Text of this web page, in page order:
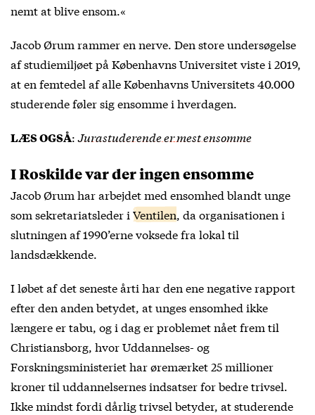
nemt at blive ensom.«
Jacob Ørum rammer en nerve. Den store undersøgelse
af studiemiljøet på Københavns Universitet viste i 2019,
at en femtedel af alle Københavns Universitets 40.000
studerende føler sig ensomme i hverdagen.
LÆS OGSÅ:Jurastuderende er mest ensomme
I Roskilde var der ingen ensomme
Jacob Ørum har arbejdet med ensomhed blandt unge
som sekretariatsleder i Ventilen, da organisationen i
slutningen af 1990’erne voksede fra lokal til
landsdækkende.
I løbet af det seneste årti har den ene negative rapport
efter den anden betydet, at unges ensomhed ikke
længere er tabu, og i dag er problemet nået frem til
Christiansborg, hvor Uddannelses- og
Forskningsministeriet har øremærket 25 millioner
kroner til uddannelsernes indsatser for bedre trivsel.
Ikke mindst fordi dårlig trivsel betyder, at studerende